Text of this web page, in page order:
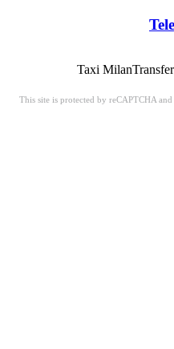
Taxi
This site is protected by reCAPTCHA